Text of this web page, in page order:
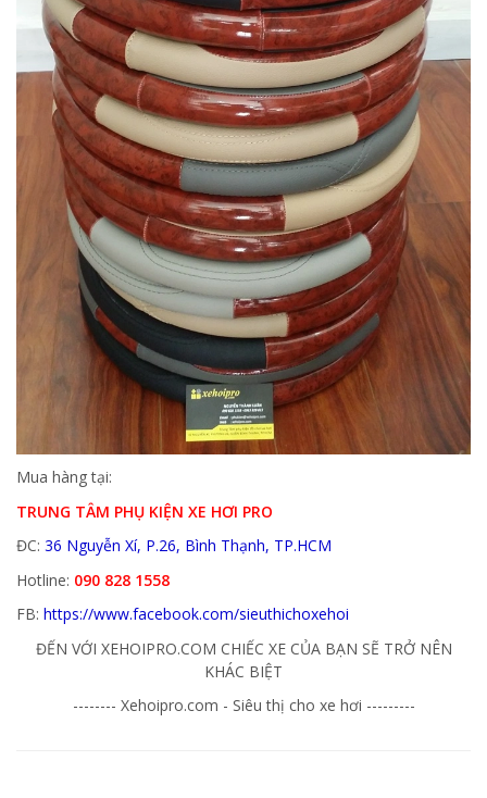
Mua hàng tại:
TRUNG TÂM PHỤ KIỆN XE HƠI PRO
ĐC: 36 Nguyễn Xí, P.26, Bình Thạnh, TP.HCM
Hotline: 090 828 1558
FB: https://www.facebook.com/sieuthichoxehoi
ĐẾN VỚI XEHOIPRO.COM CHIẾC XE CỦA BẠN SẼ TRỞ NÊN
KHÁC BIỆT
-------- Xehoipro.com - Siêu thị cho xe hơi ---------